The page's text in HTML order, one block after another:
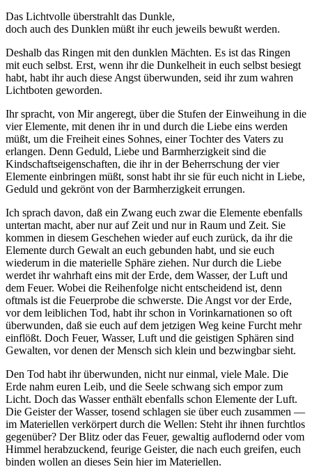
Das Lichtvolle überstrahlt das Dunkle,
doch auch des Dunklen müßt ihr euch jeweils bewußt werden.
Deshalb das Ringen mit den dunklen Mächten. Es ist das Ringen
mit euch selbst. Erst, wenn ihr die Dunkelheit in euch selbst besiegt
habt, habt ihr auch diese Angst überwunden, seid ihr zum wahren
Lichtboten geworden.
Ihr spracht, von Mir angeregt, über die Stufen der Einweihung in die
vier Elemente, mit denen ihr in und durch die Liebe eins werden
müßt, um die Freiheit eines Sohnes, einer Tochter des Vaters zu
erlangen. Denn Geduld, Liebe und Barmherzigkeit sind die
Kindschaftseigenschaften, die ihr in der Beherrschung der vier
Elemente einbringen müßt, sonst habt ihr sie für euch nicht in Liebe,
Geduld und gekrönt von der Barmherzigkeit errungen.
Ich sprach davon, daß ein Zwang euch zwar die Elemente ebenfalls
untertan macht, aber nur auf Zeit und nur in Raum und Zeit. Sie
kommen in diesem Geschehen wieder auf euch zurück, da ihr die
Elemente durch Gewalt an euch gebunden habt, und sie euch
wiederum in die materielle Sphäre ziehen. Nur durch die Liebe
werdet ihr wahrhaft eins mit der Erde, dem Wasser, der Luft und
dem Feuer. Wobei die Reihenfolge nicht entscheidend ist, denn
oftmals ist die Feuerprobe die schwerste. Die Angst vor der Erde,
vor dem leiblichen Tod, habt ihr schon in Vorinkarnationen so oft
überwunden, daß sie euch auf dem jetzigen Weg keine Furcht mehr
einflößt. Doch Feuer, Wasser, Luft und die geistigen Sphären sind
Gewalten, vor denen der Mensch sich klein und bezwingbar sieht.
Den Tod habt ihr überwunden, nicht nur einmal, viele Male. Die
Erde nahm euren Leib, und die Seele schwang sich empor zum
Licht. Doch das Wasser enthält ebenfalls schon Elemente der Luft.
Die Geister der Wasser, tosend schlagen sie über euch zusammen —
im Materiellen verkörpert durch die Wellen: Steht ihr ihnen furchtlos
gegenüber? Der Blitz oder das Feuer, gewaltig auflodernd oder vom
Himmel herabzuckend, feurige Geister, die nach euch greifen, euch
binden wollen an dieses Sein hier im Materiellen.